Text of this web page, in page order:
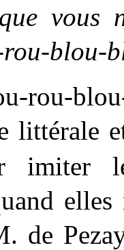
que
blou-
rou-
littérale
imiter
de